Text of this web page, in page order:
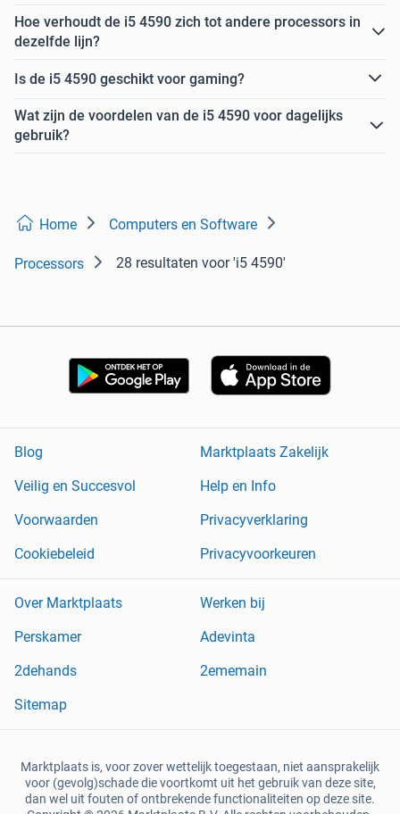
Hoe verhoudt de i5 4590 zich tot andere processors in
dezelfde lijn?
Is de i5 4590 geschikt voor gaming?
Wat zijn de voordelen van de i5 4590 voor dagelijks
gebruik?
Home Computers en Software
Processors 28 resultaten voor 'i5 4590'
Blog
Marktplaats Zakelijk
Veilig en Succesvol
Help en Info
Voorwaarden
Privacyverklaring
Cookiebeleid
Privacyvoorkeuren
Over Marktplaats
Werken bij
Perskamer
Adevinta
2dehands
2ememain
Sitemap
Marktplaats is, voor zover wettelijk toegestaan, niet aansprakelijk
voor (gevolg)schade die voortkomt uit het gebruik van deze site,
dan wel uit fouten of ontbrekende functionaliteiten op deze site.